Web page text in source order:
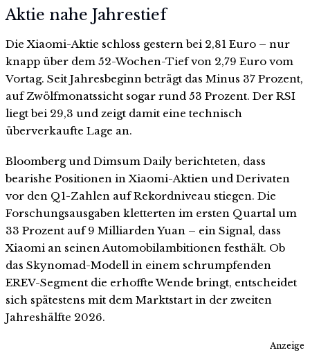
Aktie nahe Jahrestief
Die Xiaomi-Aktie schloss gestern bei 2,81 Euro – nur
knapp über dem 52-Wochen-Tief von 2,79 Euro vom
Vortag. Seit Jahresbeginn beträgt das Minus 37 Prozent,
auf Zwölfmonatssicht sogar rund 53 Prozent. Der RSI
liegt bei 29,3 und zeigt damit eine technisch
überverkaufte Lage an.
Bloomberg und Dimsum Daily berichteten, dass
bearishe Positionen in Xiaomi-Aktien und Derivaten
vor den Q1-Zahlen auf Rekordniveau stiegen. Die
Forschungsausgaben kletterten im ersten Quartal um
33 Prozent auf 9 Milliarden Yuan – ein Signal, dass
Xiaomi an seinen Automobilambitionen festhält. Ob
das Skynomad-Modell in einem schrumpfenden
EREV-Segment die erhoffte Wende bringt, entscheidet
sich spätestens mit dem Marktstart in der zweiten
Jahreshälfte 2026.
Anzeige